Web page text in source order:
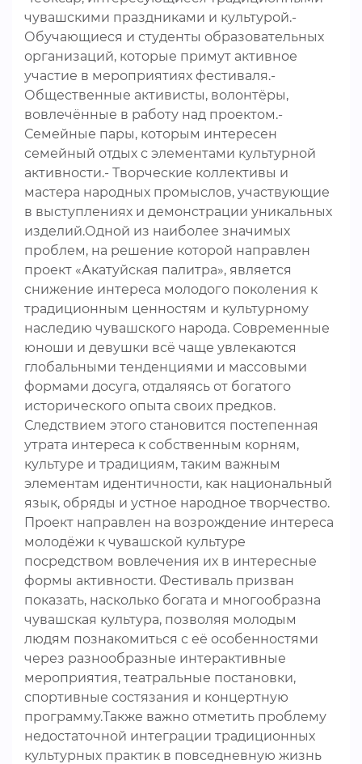
чувашскими праздниками и культурой.-
Обучающиеся и студенты образовательных
организаций, которые примут активное
участие в мероприятиях фестиваля.-
Общественные активисты, волонтёры,
вовлечённые в работу над проектом.-
Семейные пары, которым интересен
семейный отдых с элементами культурной
активности.- Творческие коллективы и
мастера народных промыслов, участвующие
в выступлениях и демонстрации уникальных
изделий.Одной из наиболее значимых
проблем, на решение которой направлен
проект «Акатуйская палитра», является
снижение интереса молодого поколения к
традиционным ценностям и культурному
наследию чувашского народа. Современные
юноши и девушки всё чаще увлекаются
глобальными тенденциями и массовыми
формами досуга, отдаляясь от богатого
исторического опыта своих предков.
Следствием этого становится постепенная
утрата интереса к собственным корням,
культуре и традициям, таким важным
элементам идентичности, как национальный
язык, обряды и устное народное творчество.
Проект направлен на возрождение интереса
молодёжи к чувашской культуре
посредством вовлечения их в интересные
формы активности. Фестиваль призван
показать, насколько богата и многообразна
чувашская культура, позволяя молодым
людям познакомиться с её особенностями
через разнообразные интерактивные
мероприятия, театральные постановки,
спортивные состязания и концертную
программу.Также важно отметить проблему
недостаточной интеграции традиционных
культурных практик в повседневную жизнь